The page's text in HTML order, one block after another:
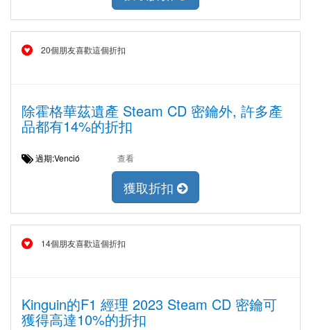
20個朋友喜歡這個折扣
除霍格華茲遺產 Steam CD 密鑰外, 許多產
品都有14%的折扣
過期:Venció 查看
獲取折扣
14個朋友喜歡這個折扣
Kinguin的F1 經理 2023 Steam CD 密鑰可
獲得高達10%的折扣